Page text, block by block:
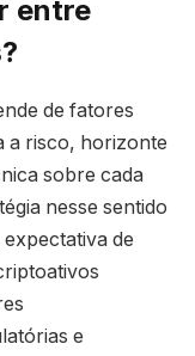
entre
de fatores
a risco, horizonte
sobre cada
nesse sentido
de
e